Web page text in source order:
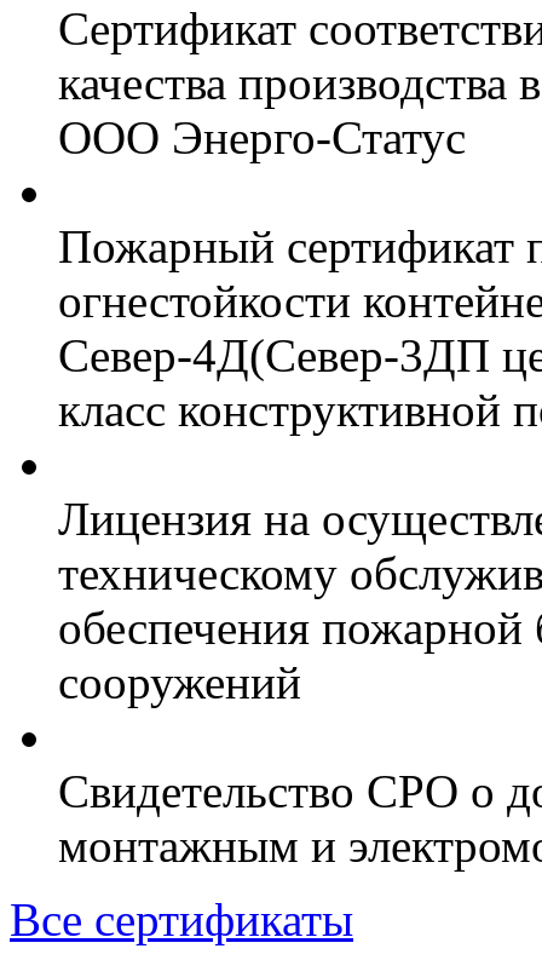
Сертификат
качества
ООО Энерго-Статус
Пожарный сертификат
огнестойкости
Север-4Д(Север-3ДП
класс конструктивной
Лицензия на
техническому
обеспечения пожарной
сооружений
Свидетельство СРО о
монтажным и
Все сертификаты